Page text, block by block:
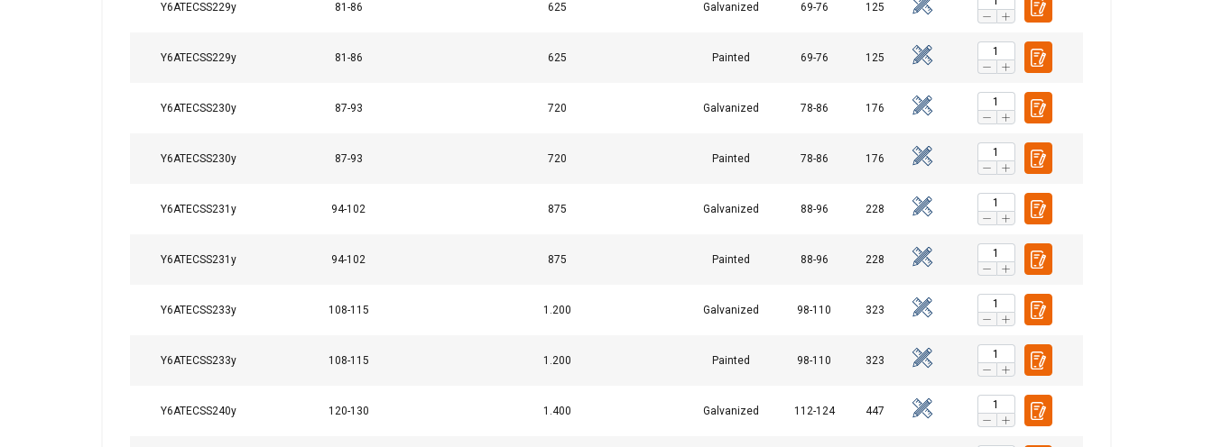
Y6ATECSS229y 81-86 625 Galvanized 69-76 125
Y6ATECSS229y 81-86 625 Painted 69-76 125
Y6ATECSS230y 87-93 720 Galvanized 78-86 176
Y6ATECSS230y 87-93 720 Painted 78-86 176
Y6ATECSS231y 94-102 875 Galvanized 88-96 228
Y6ATECSS231y 94-102 875 Painted 88-96 228
Y6ATECSS233y 108-115 1.200 Galvanized 98-110 323
Y6ATECSS233y 108-115 1.200 Painted 98-110 323
Y6ATECSS240y 120-130 1.400 Galvanized 112-124 447
Marcado: